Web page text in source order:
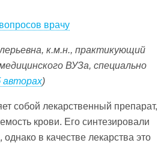
врачу
к.м.н., практикующий
ВУЗа, специально
авторах)
собой лекарственный препарат,
крови. Его синтезировали
в качестве лекарства это